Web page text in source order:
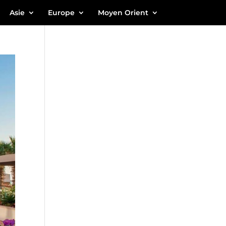
Asie Europe Moyen Orient